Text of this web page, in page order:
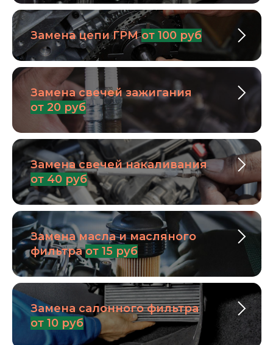
Замена цепи ГРМот 100 руб
Замена свечей зажигания
от 20 руб
Замена свечей накаливания
от 40 руб
Замена масла и масляного
фильтраот 15 руб
Замена салонного фильтра
от 10 руб